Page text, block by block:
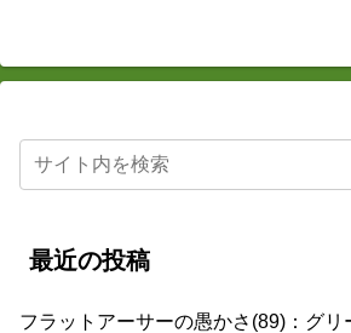
最近の投稿
フラットアーサーの愚かさ(89)：グリ